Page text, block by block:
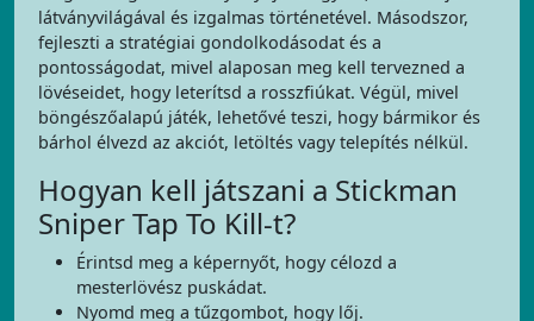
látványvilágával és izgalmas történetével. Másodszor,
fejleszti a stratégiai gondolkodásodat és a
pontosságodat, mivel alaposan meg kell tervezned a
lövéseidet, hogy leterítsd a rosszfiúkat. Végül, mivel
böngészőalapú játék, lehetővé teszi, hogy bármikor és
bárhol élvezd az akciót, letöltés vagy telepítés nélkül.
Hogyan kell játszani a Stickman
Sniper Tap To Kill-t?
Érintsd meg a képernyőt, hogy célozd a
mesterlövész puskádat.
Nyomd meg a tűzgombot, hogy lőj.